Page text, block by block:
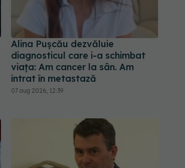
Alina Pușcău dezvăluie
diagnosticul care i-a schimbat
viața: Am cancer la sân. Am
intrat în metastază
07 aug 2026, 12:39